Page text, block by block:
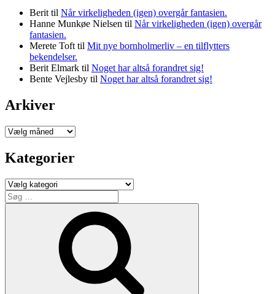
Berittil Når virkeligheden (igen) overgår fantasien.
Hanne Munkøe Nielsen til Når virkeligheden (igen) overgår
fantasien.
Merete Tofttil Mit nye bornholmerliv – en tilflytters
bekendelser.
Berit Elmark til Noget har altså forandret sig!
Bente Vejlesby til Noget har altså forandret sig!
Arkiver
Arkiver
Kategorier
Kategorier
Søg
efter: